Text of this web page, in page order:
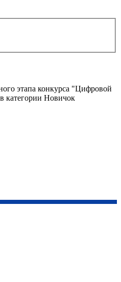
этапа конкурса "Цифровой
категории Новичок